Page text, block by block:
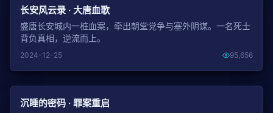
长安风云录 · 大唐血歌
盛唐长安城内一桩血案，牵出朝堂党争与塞外阴谋。一名死士
背负真相，逆流而上。
2024-12-25 95,656
沉睡的密码 · 罪案重启